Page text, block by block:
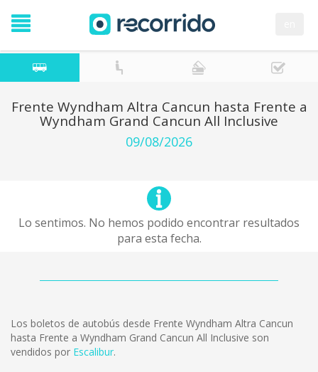
Frente Wyndham Altra Cancun hasta Frente a
Wyndham Grand Cancun All Inclusive
09/08/2026
Lo sentimos. No hemos podido encontrar resultados
para esta fecha.
Los boletos de autobús desde Frente Wyndham Altra Cancun
hasta Frente a Wyndham Grand Cancun All Inclusive son
vendidos por Escalibur.